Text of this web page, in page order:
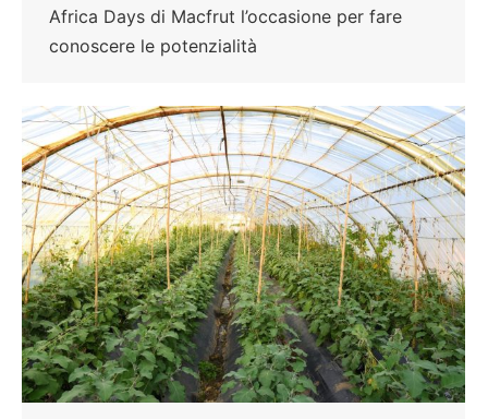
Africa Days di Macfrut l’occasione per fare
conoscere le potenzialità